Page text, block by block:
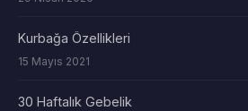
Kurbağa Özellikleri
15 Mayıs 2021
30 Haftalık Gebelik